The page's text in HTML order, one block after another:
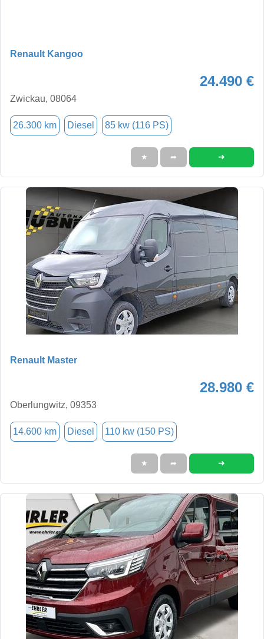
Renault Kangoo
24.490 €
Zwickau, 08064
26.300 km Diesel 85 kw (116 PS)
★ ➦ ➜
Renault Master
28.980 €
Oberlungwitz, 09353
14.600 km Diesel 110 kw (150 PS)
★ ➦ ➜